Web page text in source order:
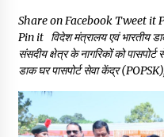
Share on Facebook Tweet it
Pin it विदेश मंत्रालय एवं भारतीय
संसदीय क्षेत्र के नागरिकों को
डाक घर पासपोर्ट सेवा केंद्र